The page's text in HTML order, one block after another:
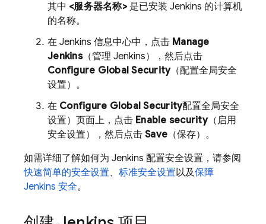
其中 <服务器名称>是已安装 Jenkins 的计算机
的名称。
在 Jenkins 信息中心中，点击 Manage
Jenkins（管理 Jenkins），然后点击
Configure Global Security（配置全局安全
设置）。
在 Configure Global Security配置全局安全
设置）页面上，点击 Enable security（启用
安全设置），然后点击 Save （保存）。
如需详细了解如何为 Jenkins 配置安全设置，请参阅
快速简单的安全设置、 标准安全设置以及保障
Jenkins 安全。